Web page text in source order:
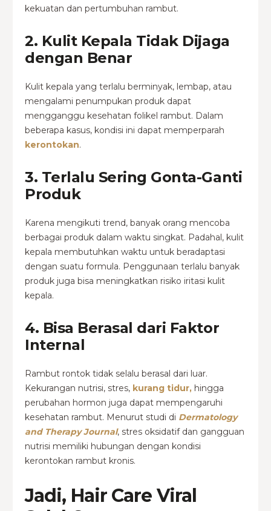
kekuatan dan pertumbuhan rambut.
2. Kulit Kepala Tidak Dijaga
dengan Benar
Kulit kepala yang terlalu berminyak, lembap, atau
mengalami penumpukan produk dapat
mengganggu kesehatan folikel rambut. Dalam
beberapa kasus, kondisi ini dapat memperparah
kerontokan.
3. Terlalu Sering Gonta-Ganti
Produk
Karena mengikuti trend, banyak orang mencoba
berbagai produk dalam waktu singkat. Padahal, kulit
kepala membutuhkan waktu untuk beradaptasi
dengan suatu formula. Penggunaan terlalu banyak
produk juga bisa meningkatkan risiko iritasi kulit
kepala.
4. Bisa Berasal dari Faktor
Internal
Rambut rontok tidak selalu berasal dari luar.
Kekurangan nutrisi, stres, kurang tidur, hingga
perubahan hormon juga dapat mempengaruhi
kesehatan rambut. Menurut studi di Dermatology
and Therapy Journal, stres oksidatif dan gangguan
nutrisi memiliki hubungan dengan kondisi
kerontokan rambut kronis.
Jadi, Hair Care Viral